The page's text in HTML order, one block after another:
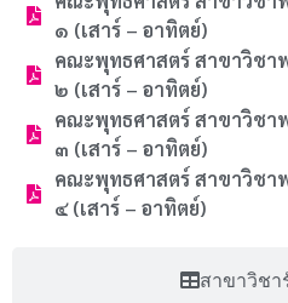
สาขาวิชา
๑ (เสาร์ – อาทิตย์)
คณะพุทธศาสตร์ สาขาวิช
๒ (เสาร์ – อาทิตย์)
คณะพุทธศาสตร์ สาขาวิช
๓ (เสาร์ – อาทิตย์)
คณะพุทธศาสตร์ สาขาวิช
๔ (เสาร์ – อาทิตย์)